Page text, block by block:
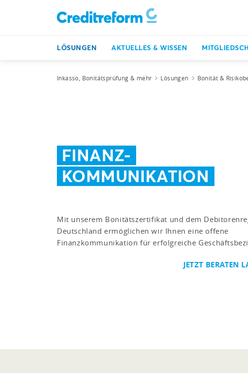
LÖSUNGEN AKTUELLES & WISSEN
Inkasso, Bonitätsprüfung & mehr Lösungen Bonität &
FINANZ-
KOMMUNIKATION
Mit unserem Bonitätszertifikat und dem
Deutschland ermöglichen wir Ihnen eine offene
Finanzkommunikation für erfolgreiche
JETZT BERATEN